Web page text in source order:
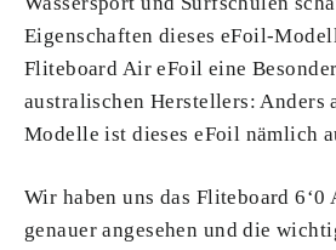
Eigenschaften dieses eFoil-
Fliteboard Air eFoil eine
australischen Herstellers: Anders
Modelle ist dieses eFoil nämlich
Wir haben uns das Fliteboard
genauer angesehen und die